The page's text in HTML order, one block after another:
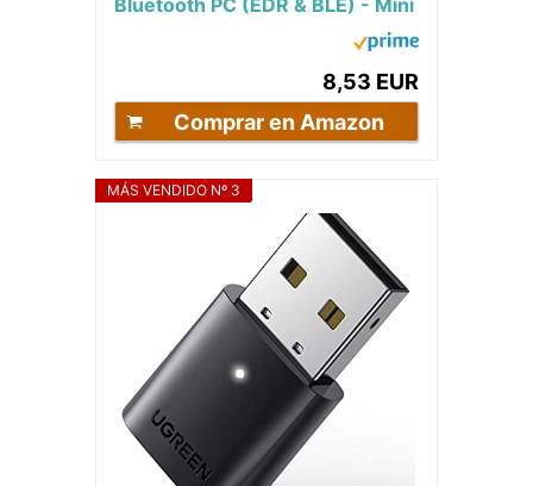
Bluetooth PC (EDR & BLE) - Mini
8,53 EUR
Comprar en Amazon
MÁS VENDIDO Nº 3